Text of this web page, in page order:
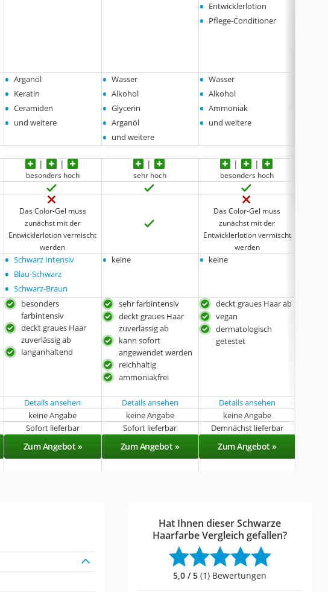
• Entwicklerlotion
• Pflege-Conditioner
• Arganöl
• Keratin
• Ceramiden
• und weitere
• Wasser
• Alkohol
• Glycerin
• Arganöl
• und weitere
• Wasser
• Alkohol
• Ammoniak
• und weitere
besonders hoch sehr hoch besonders hoch
Das Color-Gel muss
zunächst mit der
Entwicklerlotion vermischt
werden
Das Color-Gel muss
zunächst mit der
Entwicklerlotion vermischt
werden
• Schwarz Intensiv
• Blau-Schwarz
• Schwarz-Braun
• keine • keine
besonders
farbintensiv
deckt graues Haar
zuverlässig ab
langanhaltend
sehr farbintensiv
deckt graues Haar
zuverlässig ab
kann sofort
angewendet werden
reichhaltig
ammoniakfrei
deckt graues Haar ab
vegan
dermatologisch
getestet
Details ansehen Details ansehen
Details ansehen
keine Angabe keine Angabe keine Angabe
Sofort lieferbar Sofort lieferbar Demnächst lieferbar
Zum Angebot » Zum Angebot » Zum Angebot »
Hat Ihnen dieser Schwarze
Haarfarbe Vergleich gefallen?
5,0 / 5 (1) Bewertungen